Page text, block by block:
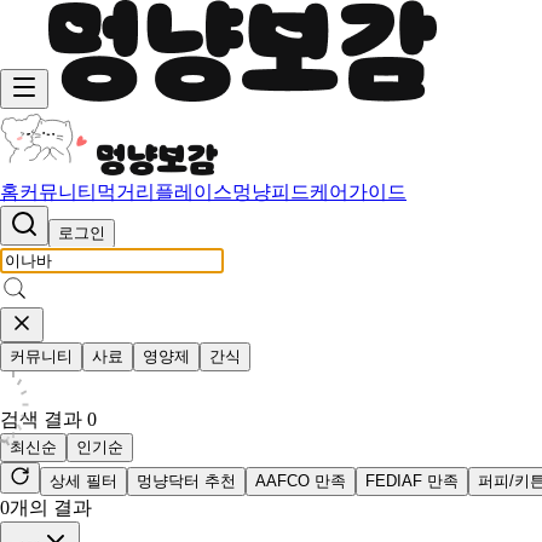
홈커뮤니티 먹거리 플레이스멍냥피드케어가이드
로그인
커뮤니티 사료 영양제 간식
검색 결과 0
최신순
인기순
상세 필터
멍냥닥터 추천 AAFCO 만족 FEDIAF 만족 퍼피/키
0개의 결과